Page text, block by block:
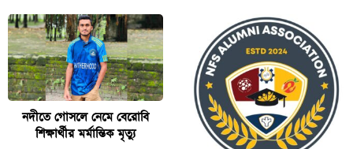
নদীতে গোসলে নেমে বেরোবি
শিক্ষার্থীর মর্মান্তিক মৃত্যু